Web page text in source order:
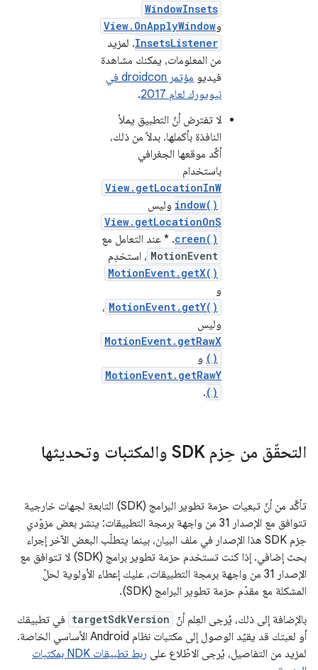
WindowInsets
وView.OnApplyWindow
InsetsListener. لمزيد
من المعلومات، يمكنك مشاهدة
فيديو
مؤتمر droidcon في
نيويورك لعام 2017
.
لا تفترض أنّ التطبيق يملأ
النافذة بأكملها. بدلاً من ذلك،
أكِّد موقعها الجغرافي
باستخدام
View.getLocationInW
indow() وليس
View.getLocationOnS
creen(). * عند التعامل مع
MotionEvent ، استخدِم
MotionEvent.getX()
و
MotionEvent.getY() ،
وليس
MotionEvent.getRawX
() و
MotionEvent.getRawY
()
.
التحقّق من حِزم SDK والمكتبات وتحديثها
تأكَّد من أنّ تبعيات حزمة تطوير البرامج (SDK) التابعة لجهات خارجية
تتوافق مع الإصدار 31 من واجهة برمجة التطبيقات: ينشر بعض مزوّدي
حِزم SDK هذا الإصدار في ملف البيان، بينما يتطلّب البعض الآخر إجراء
بحث إضافي. إذا كنت تستخدم حزمة تطوير برامج (SDK) لا تتوافق مع
الإصدار 31 من واجهة برمجة التطبيقات، عليك إعطاء الأولوية لحلّ
المشكلة مع مقدّم حزمة تطوير البرامج (SDK).
بالإضافة إلى ذلك، يُرجى العِلم أنّ targetSdkVersion في تطبيقك
أو لعبتك قد يقيّد الوصول إلى مكتبات نظام Android الأساسي الخاصة.
لمزيد من التفاصيل، يُرجى الاطّلاع على
ربط تطبيقات NDK بمكتبات